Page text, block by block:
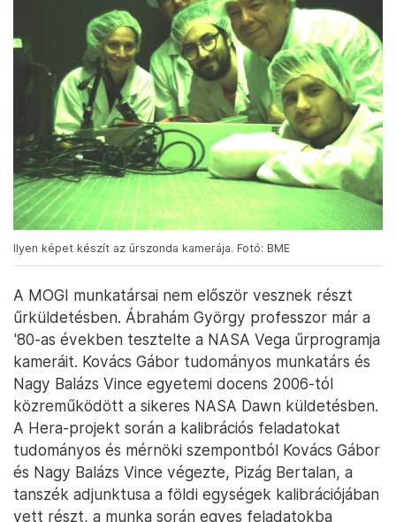
Ilyen képet készít az űrszonda kamerája. Fotó: BME
A MOGI munkatársai nem először vesznek részt
űrküldetésben. Ábrahám György professzor már a
'80-as években tesztelte a NASA Vega űrprogramja
kameráit. Kovács Gábor tudományos munkatárs és
Nagy Balázs Vince egyetemi docens 2006-tól
közreműködött a sikeres NASA Dawn küldetésben.
A Hera-projekt során a kalibrációs feladatokat
tudományos és mérnöki szempontból Kovács Gábor
és Nagy Balázs Vince végezte, Pizág Bertalan, a
tanszék adjunktusa a földi egységek kalibrációjában
vett részt, a munka során egyes feladatokba